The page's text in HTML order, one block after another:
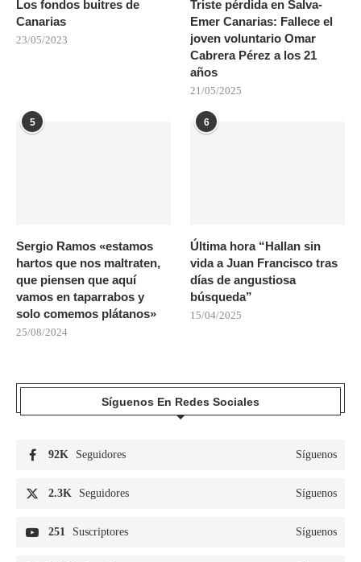
Los fondos buitres de
Canarias
23/05/2023
Triste pérdida en Salva-
Emer Canarias: Fallece el
joven voluntario Omar
Cabrera Pérez a los 21
años
21/05/2025
5
Sergio Ramos «estamos
hartos que nos maltraten,
que piensen que aquí
vamos en taparrabos y
solo comemos plátanos»
25/08/2024
6
Última hora “Hallan sin
vida a Juan Francisco tras
días de angustiosa
búsqueda”
15/04/2025
Síguenos En Redes Sociales
92K Seguidores Síguenos
2.3K Seguidores Síguenos
251 Suscriptores Síguenos